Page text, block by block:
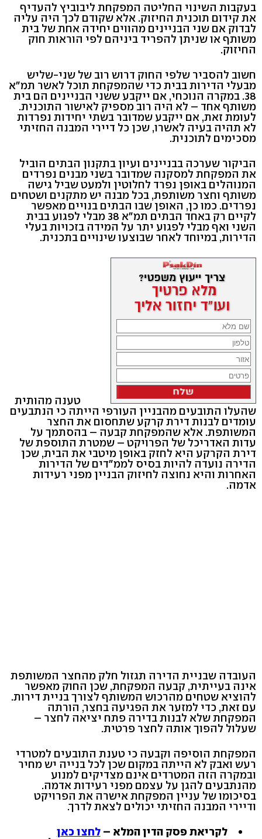
בעקבות השינוי החליטה המפקחת ליבוביץ להעדיף
את קידום תוכנית החיזוק. אלא שקודם לכך היה עליה
לבדוק אם שני הבניינים מהווים יחידה אחת של בית
משותף או שניתן להפריד ביניהם לפי הוראות חוק
החיזוק.
חשוב להסביר שלפי החוק דרוש רוב של שני-שליש
מבעלי הדירות בבית כדי שהמפקחת תוכל לאשר תמ"א
38. במקרה הנוכחי, אם ייקבע ששני הבניינים הם בית
משותף אחד – לא היה רוב מספיק לאישור התוכנית.
לעומת זאת, אם ייקבע שמדובר בשתי יחידות נפרדות
לא תהיה בעיה לאשרו, שכן כל דיירי המבנה החזיתי
מסכימים לתוכנית.
הביקור שערכה בבניינים ועיון בתקנון הבתים הוביל
את המפקחת למסקנה שמדובר בשני מבנים נפרדים
המנוהלים באופן נפרד לחלוטין ולמעט שביל גישה
משותף וחצר משותפת, בכל מבנה יש מתקנים ושטחים
נפרדים. כמו כן, האופן שבו הבתים בנויים מאפשר
לקיים רק באחד הבתים תמ"א 38 מבלי לפגוע בבית
השני ואף מבלי לפגוע יתר על המידה בזכויות בעלי
הדירות, במיוחד לאחר שבוצעו שינויים בתכנית.
טענה מהותית
שהעלו התובעים מהבניין העורפי הייתה כי הנתבעים
עומדים לבנות דירת קרקע שתחסום את החצר
המשותפת. אלא שהמפקחת קבעה – בהסתמך על
עדות האדריכל של הפרויקט – שמטרת התוספת של
דירת הקרקע היא לחזק באופן מיטבי את הבית, שכן
הדירה נועדה להיות בסיס לממ"דים של הדירות
האחרות והיא נחוצה לחיזוק הבניין מפני רעידות
אדמה.
העובדה שבניית הדירה תגזול חלק מהחצר המשותפת
אינה בעייתית, קבעה המפקחת, שכן החוק מאפשר
להוציא שטחים מהרכוש המשותף לצורך בניית דירות.
עם זאת, כדי למזער את הפגיעה בחצר, הורתה
המפקחת שלא לבנות בדירה פתח יציאה לחצר –
שעלול להפוך אותה לחצר פרטית.
המפקחת הוסיפה וקבעה כי טענת התובעים למטרדי
רעש ואבק לא הייתה במקום שכן לכל בנייה יש מחיר
ובמקרה הזה המטרדים אינם מצדיקים למנוע
מהנתבעים להגן על עצמם מפני רעידות אדמה.
בסיכומו של עניין המפקחת אישרה את הפרויקט
ודיירי המבנה החזיתי יכולים לצאת לדרך.
לקריאת פסק הדין המלא –לחצו כאן